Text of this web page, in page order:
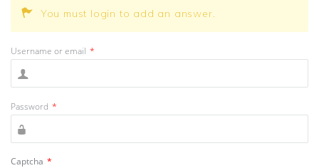
You must login to add an answer.
Username or email *
Password *
Captcha *